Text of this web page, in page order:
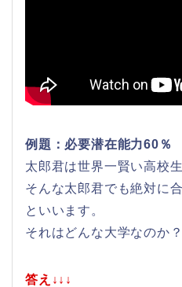
例題：必要潜在能力60％
太郎君は世界一賢い高校生
そんな太郎君でも絶対に
といいます。
それはどんな大学なのか？
答え↓↓↓